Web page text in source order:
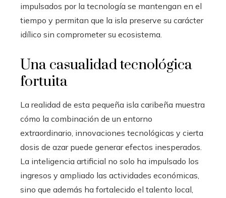
impulsados por la tecnología se mantengan en el
tiempo y permitan que la isla preserve su carácter
idílico sin comprometer su ecosistema.
Una casualidad tecnológica
fortuita
La realidad de esta pequeña isla caribeña muestra
cómo la combinación de un entorno
extraordinario, innovaciones tecnológicas y cierta
dosis de azar puede generar efectos inesperados.
La inteligencia artificial no solo ha impulsado los
ingresos y ampliado las actividades económicas,
sino que además ha fortalecido el talento local,